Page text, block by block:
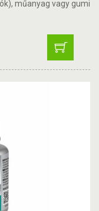
műanyag vagy gumi